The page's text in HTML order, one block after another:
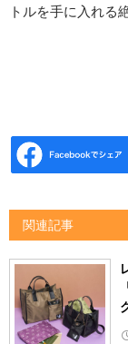
トルを手に入れる
関連記事